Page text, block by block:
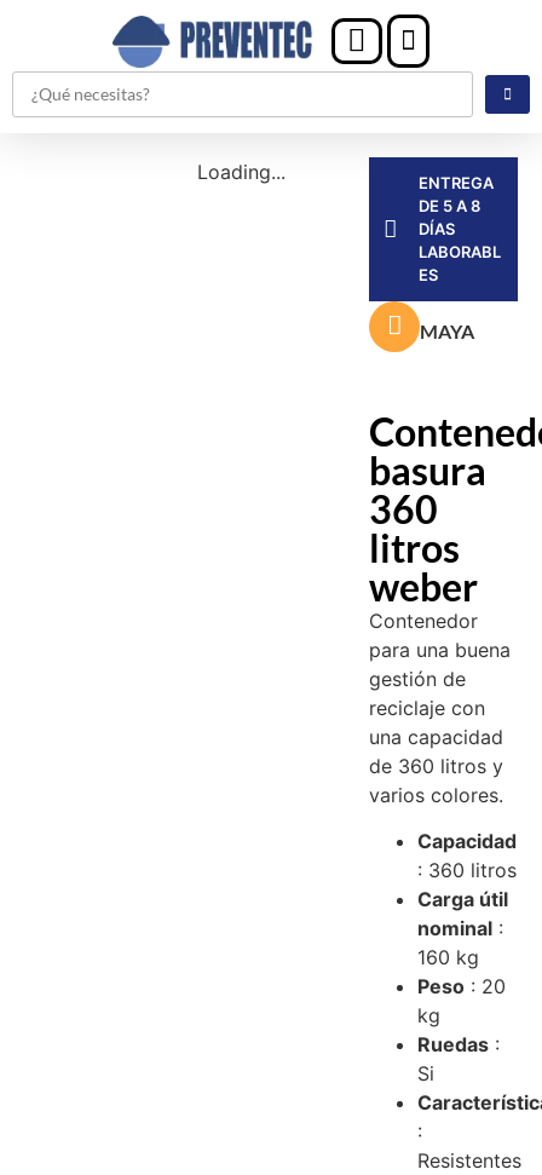
Loading...
ENTREGA
DE 5 A 8
DÍAS
LABORABL
ES
MAYA
basura
360
litros
weber
Contenedor
para una buena
gestión de
reciclaje con
una capacidad
de 360 litros y
varios colores.
Capacidad
: 360 litros
Carga útil
nominal :
160 kg
Peso : 20
kg
Ruedas :
Si
:
Resistentes